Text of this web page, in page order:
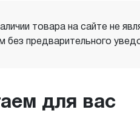
товара на сайте не
предварительного
для вас